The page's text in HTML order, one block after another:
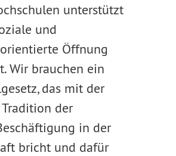
unterstützt
und
Öffnung
Wir brauchen ein
das mit der
der
in der
bricht und dafür